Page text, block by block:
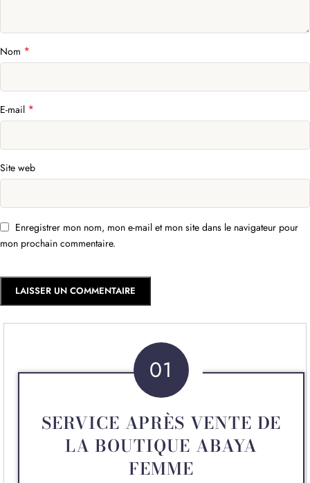
Nom *
E-mail *
Site web
Enregistrer mon nom, mon e-mail et mon site dans le navigateur pour
mon prochain commentaire.
01
SERVICE APRÈS VENTE DE
LA BOUTIQUE ABAYA
FEMME